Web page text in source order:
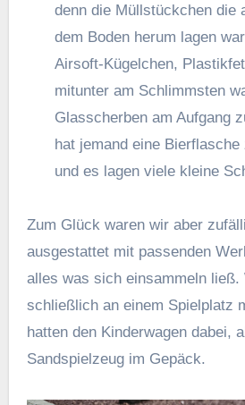
denn die Müllstückchen die
dem Boden herum lagen
Airsoft-Kügelchen,
mitunter am Schlimmsten
Glasscherben am Aufgang
hat jemand eine Bierflasche
und es lagen viele kleine
Zum Glück waren wir aber
ausgestattet mit passenden
alles was sich einsammeln ließ.
schließlich an einem Spielplatz
hatten den Kinderwagen dabei,
Sandspielzeug im Gepäck.